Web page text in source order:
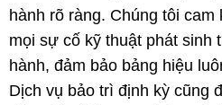
hành rõ ràng. Chúng tôi
mọi sự cố kỹ thuật phát sinh
hành, đảm bảo bảng hiệu
Dịch vụ bảo trì định kỳ cũng